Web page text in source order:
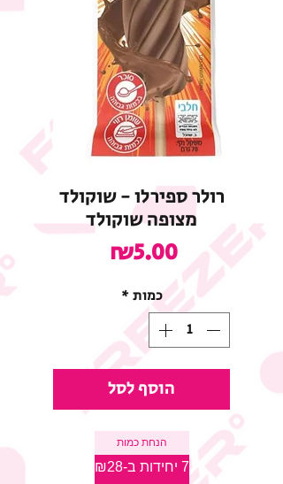
רולר ספירלו - שוקולד
מצופה שוקולד
₪5.00
כמות *
הוסף לסל
הנחת כמות
7 יחידות ב-₪28